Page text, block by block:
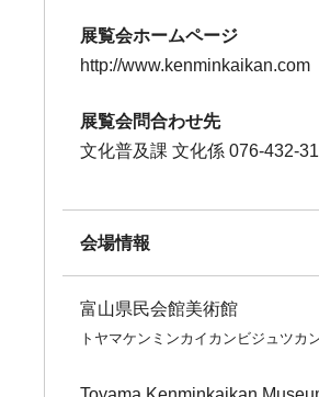
展覧会ホームページ
http://www.kenminkaikan.com
展覧会問合わせ先
文化普及課 文化係 076-432-
会場情報
富山県民会館美術館
トヤマケンミンカイカンビジュツカ